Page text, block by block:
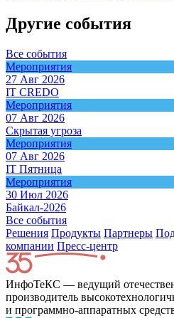
Другие события
Все события
Мероприятия
27 Авг 2026
IT CREDO
Мероприятия
07 Авг 2026
Скрытая угроза
Мероприятия
07 Авг 2026
IT Пятница
Мероприятия
30 Июл 2026
Байкал-2026
Все события
Решения Продукты Партнeры
компании Пресс-центр
ИнфоТеКС — ведущий
производитель
и программно-аппаратных